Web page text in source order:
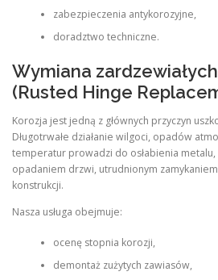
zabezpieczenia antykorozyjne,
doradztwo techniczne.
Wymiana
(Rusted Hinge
Korozja jest jedną z głównych przyczyn
Długotrwałe działanie wilgoci, opadów
temperatur prowadzi do osłabienia
opadaniem drzwi, utrudnionym
konstrukcji.
Nasza usługa obejmuje:
ocenę stopnia korozji,
demontaż zużytych zawiasów,